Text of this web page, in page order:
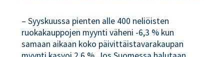
– Syyskuussa pienten alle 400 neliöisten
ruokakauppojen myynti väheni -6,3 % kun
samaan aikaan koko päivittäistavarakaupan